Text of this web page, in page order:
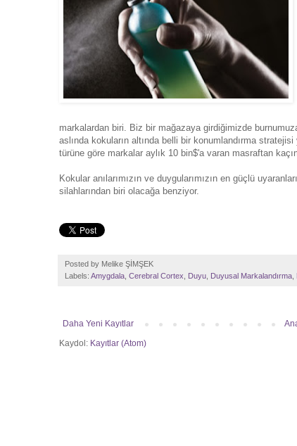
markalardan biri. Biz bir mağazaya girdiğimizde
aslında kokuların altında belli bir konumlandırma
türüne göre markalar aylık 10 bin$'a varan masraftan
Kokular anılarımızın ve duygularımızın en güçlü
silahlarından biri olacağa benziyor.
Posted by Melike ŞİMŞEK
Labels: Amygdala Cerebral Cortex Duyu Duyusal Markalandırma
Daha Yeni Kayıtlar
Kaydol: Kayıtlar (Atom)